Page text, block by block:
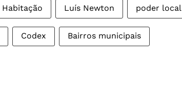
Habitação Luís Newton poder local
Codex Bairros municipais